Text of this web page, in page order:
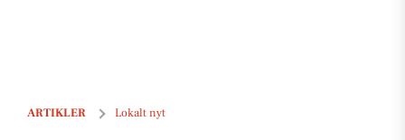
ARTIKLER Lokalt nyt
Frivillige pakkede varer og satte fokus på en vigtig sag